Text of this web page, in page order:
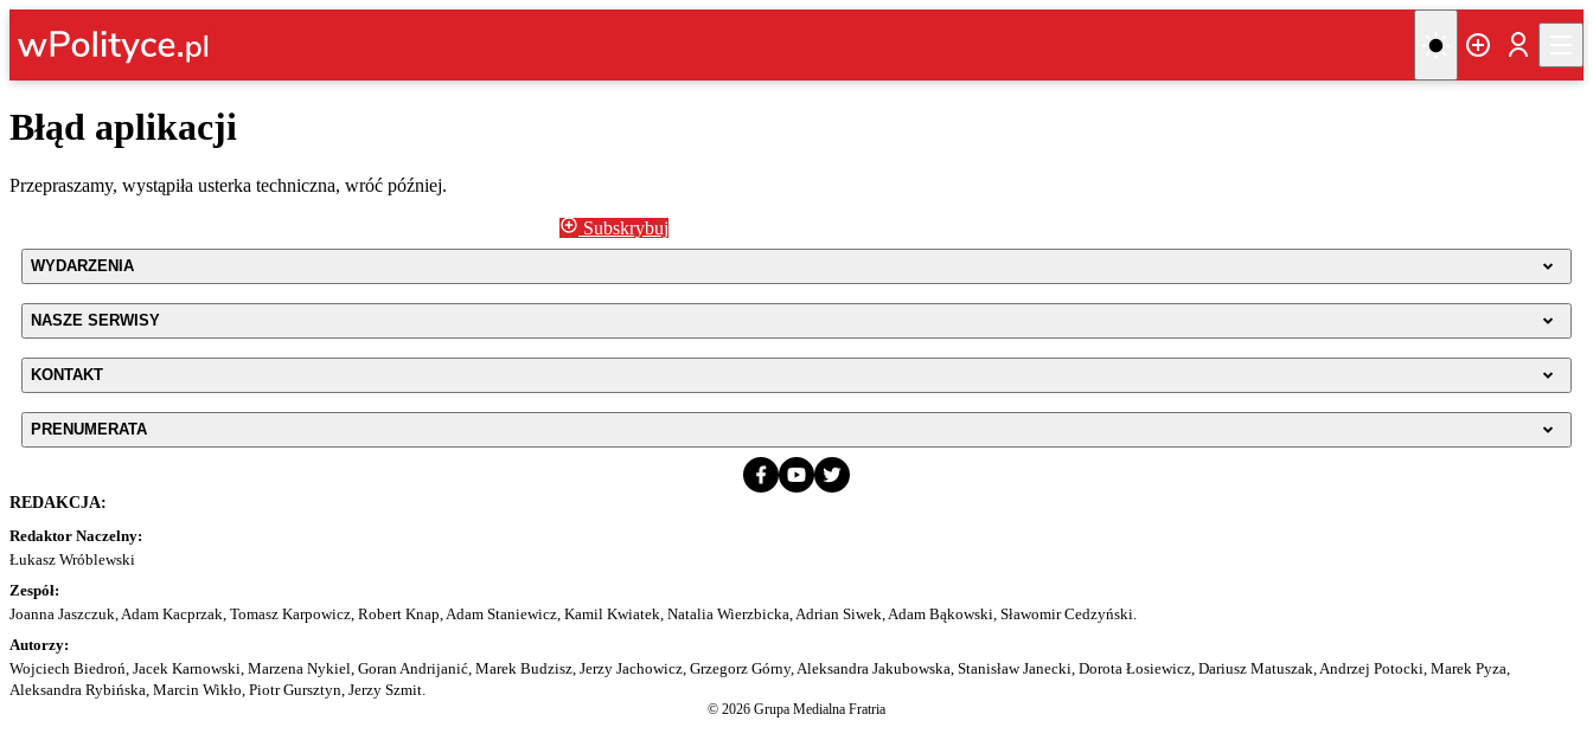
Błąd aplikacji
Przepraszamy, wystąpiła usterka techniczna, wróć później.
Subskrybuj
WYDARZENIA
NASZE SERWISY
KONTAKT
PRENUMERATA
REDAKCJA:
Redaktor Naczelny:
Łukasz Wróblewski
Zespół:
Joanna Jaszczuk, Adam Kacprzak, Tomasz Karpowicz, Robert Knap, Adam Staniewicz, Kamil Kwiatek, Natalia Wierzbicka, Adrian Siwek, Adam Bąkowski, Sławomir Cedzyński.
Autorzy:
Wojciech Biedroń, Jacek Karnowski, Marzena Nykiel, Goran Andrijanić, Marek Budzisz, Jerzy Jachowicz, Grzegorz Górny, Aleksandra Jakubowska, Stanisław Janecki, Dorota Łosiewicz, Dariusz Matuszak, Andrzej Potocki, Marek Pyza,
Aleksandra Rybińska, Marcin Wikło, Piotr Gursztyn, Jerzy Szmit.
© 2026 Grupa Medialna Fratria